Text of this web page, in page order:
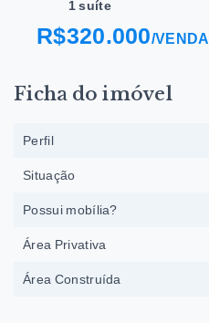
1 suíte
R$320.000/VENDA
Ficha do imóvel
Perfil
Situação
Possui mobília?
Área Privativa
Área Construída